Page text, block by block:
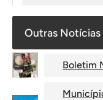
Outras Notícias
Boletim